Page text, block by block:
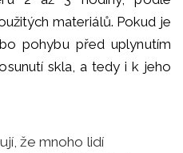
materiálů. Pokud je
pohybu před uplynutím
skla, a tedy i k jeho
že mnoho lidí